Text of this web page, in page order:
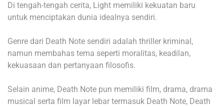
Di tengah-tengah cerita, Light memiliki kekuatan baru
untuk menciptakan dunia idealnya sendiri.
Genre dari Death Note sendiri adalah thriller kriminal,
namun membahas tema seperti moralitas, keadilan,
kekuasaan dan pertanyaan filosofis.
Selain anime, Death Note pun memiliki film, drama, drama
musical serta film layar lebar termasuk Death Note, Death